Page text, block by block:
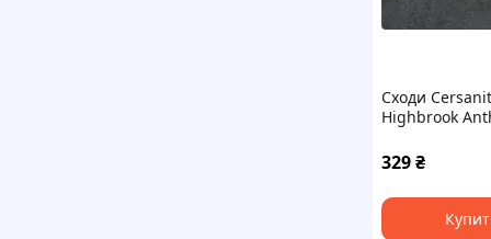
Сходи Cersanit
Highbrook
Steptread
329₴